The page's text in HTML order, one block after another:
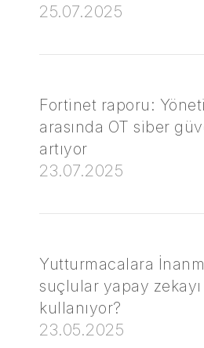
25.07.2025
Fortinet raporu:
arasında OT siber
artıyor
23.07.2025
Yutturmacalara
suçlular yapay
kullanıyor?
23.05.2025